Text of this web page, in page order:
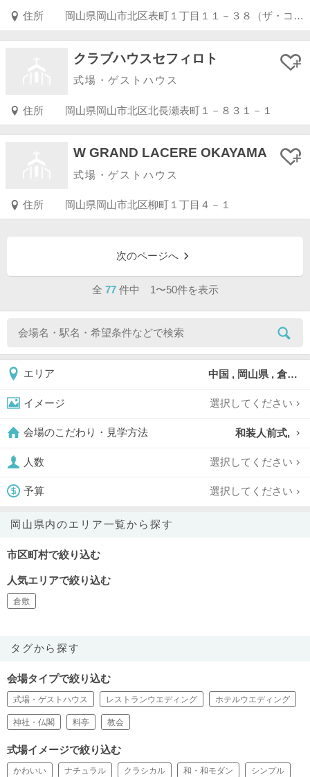
住所 岡山県岡山市北区表町１丁目１１－３８（ザ・コートヤード表町３Ｆ）
クラブハウスセフィロト
式場・ゲストハウス
住所 岡山県岡山市北区北長瀬表町１－８３１－１
W GRAND LACERE OKAYAMA
式場・ゲストハウス
住所 岡山県岡山市北区柳町１丁目４－１
次のページへ
全 77 件中 1〜50件を表示
エリア 中国 , 岡山県 , 倉敷
イメージ 選択してください
会場のこだわり・見学方法 和装人前式,
人数 選択してください
予算 選択してください
岡山県内のエリア一覧から探す
市区町村で絞り込む
人気エリアで絞り込む
倉敷
タグから探す
会場タイプで絞り込む
式場・ゲストハウス レストランウエディング ホテルウエディング
神社・仏閣 料亭 教会
式場イメージで絞り込む
かわいい ナチュラル クラシカル 和・和モダン シンプル